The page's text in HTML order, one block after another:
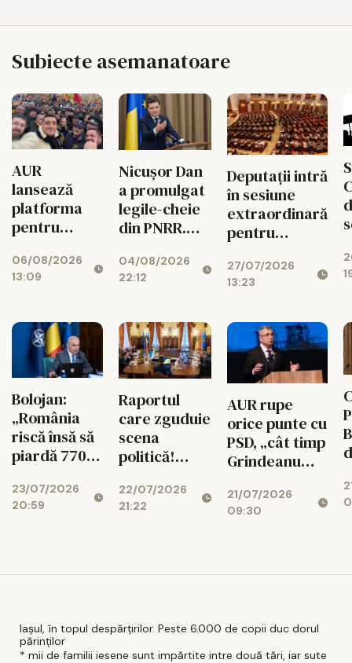
Subiecte asemanatoare
AUR
lansează
platforma
pentru
lui Nicușor
Dan
06/08/2026
13:09
Nicușor Dan
a promulgat
legile-cheie
din PNRR.
Urbanismului
intră în
04/08/2026
22:12
Deputații intră
în sesiune
extraordinară
pentru
banilor din
PNRR
27/07/2026
13:23
Bolojan:
„România
riscă însă să
piardă 770
de euro dacă
legea
23/07/2026
20:59
Raportul
care zguduie
scena
politică!
explică de ce
cresc
22/07/2026
21:22
AUR rupe
orice punte cu
PSD, „cât timp
Grindeanu
partidul”
21/07/2026
09:30
Iașul, în topul despărțirilor. Peste 6.000 de copii duc dorul
părinților
* mii de familii iesene sunt impărtite intre două tări, iar sute